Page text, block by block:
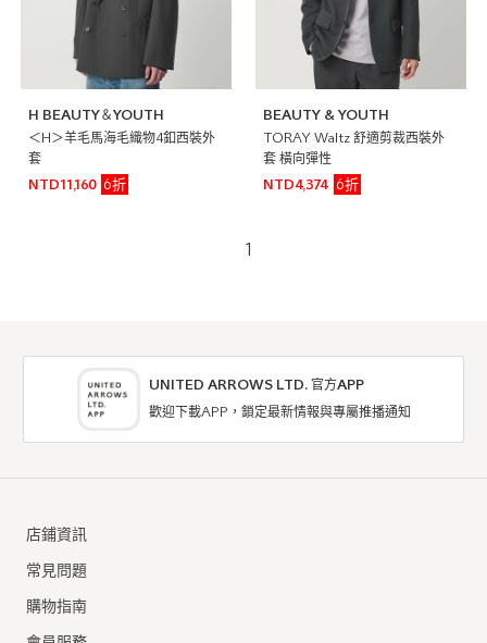
H BEAUTY＆YOUTH
＜H＞羊毛馬海毛織物4釦西裝外
套
NTD11,160
6折
BEAUTY & YOUTH
TORAY Waltz 舒適剪裁西裝外
套 橫向彈性
NTD4,374
6折
1
UNITED ARROWS LTD. 官方APP
歡迎下載APP，鎖定最新情報與專屬推播通知
店鋪資訊
常見問題
購物指南